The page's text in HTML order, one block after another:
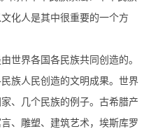
化人是其中很重要的一个方
世界各国各民族共同创造的。
族人民创造的文明成果。世界
、几个民族的例子。古希腊产
、雕塑、建筑艺术，埃斯库罗